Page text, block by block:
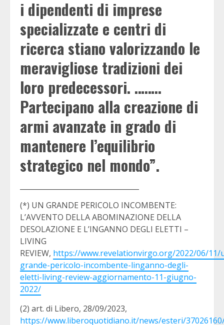
i dipendenti di imprese
specializzate e centri di
ricerca stiano valorizzando le
meravigliose tradizioni dei
loro predecessori. ……..
Partecipano alla creazione di
armi avanzate in grado di
mantenere l’equilibrio
strategico nel mondo”.
(*) UN GRANDE PERICOLO INCOMBENTE:
L’AVVENTO DELLA ABOMINAZIONE DELLA
DESOLAZIONE E L’INGANNO DEGLI ELETTI –
LIVING
REVIEW, https://www.revelationvirgo.org/2022/06/11/
grande-pericolo-incombente-linganno-degli-
eletti-living-review-aggiornamento-11-giugno-
2022/
(2) art. di Libero, 28/09/2023,
https://www.liberoquotidiano.it/news/esteri/